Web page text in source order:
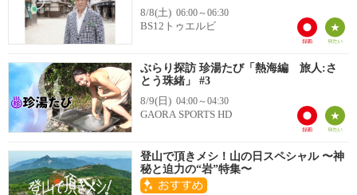
8/8(土) 06:00～06:30
BS12トゥエルビ
ぶらり探訪 珍湯たび「熱海編 旅人:さ
とう珠緒」 #3
8/9(日) 04:00～04:30
GAORA SPORTS HD
登山で頂きメシ！山の日スペシャル 〜神
秘と迫力の“岩”特集〜